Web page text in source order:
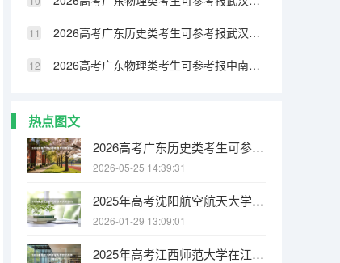
2026高考广东历史类考生可参考报武汉生物工程学院的专业汇总
2026高考广东物理类考生可参考报中南林业科技大学涉外学院的专业汇总
热点图文
2026高考广东历史类考生可参考报广州城市职业学院的专业汇总
2026-05-25 14:39:31
2025年高考沈阳航空航天大学在山西各批次选科要求有哪些
2026-01-29 13:09:01
2025年高考江西师范大学在江西各批次选科要求有哪些